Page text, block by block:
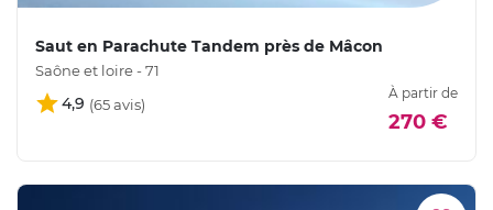
Saut en Parachute Tandem près de Mâcon
Saône et loire - 71
4,9
À partir de
270 €